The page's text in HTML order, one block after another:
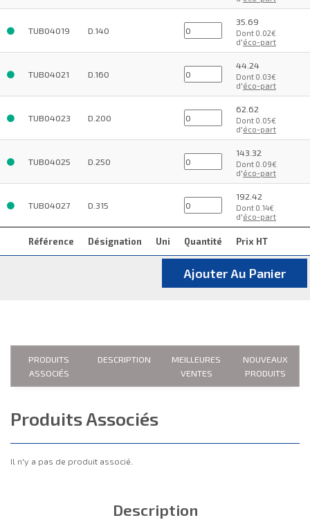
Référence Désignation Uni Quantité Prix HT
TUB04019 D.140
35.69
Dont 0.02€
d'éco-part
TUB04021 D.160
44.24
Dont 0.03€
d'éco-part
TUB04023 D.200
62.62
Dont 0.05€
d'éco-part
TUB04025 D.250
143.32
Dont 0.09€
d'éco-part
TUB04027 D.315
192.42
Dont 0.14€
d'éco-part
Ajouter Au Panier
PRODUITS
ASSOCIÉS
DESCRIPTION
MEILLEURES
VENTES
NOUVEAUX
PRODUITS
Produits Associés
Il n'y a pas de produit associé.
Description